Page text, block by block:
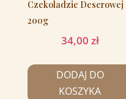
Czekoladzie Deserowej
200g
34,00 zł
DODAJ DO
KOSZYKA